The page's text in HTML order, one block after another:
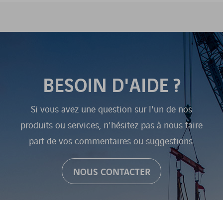
BESOIN D'AIDE ?
Si vous avez une question sur l'un de nos
produits ou services, n'hésitez pas à nous faire
part de vos commentaires ou suggestions.
NOUS CONTACTER